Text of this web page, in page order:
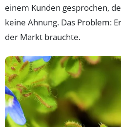
einem Kunden gesprochen,
keine Ahnung. Das Problem:
der Markt brauchte.